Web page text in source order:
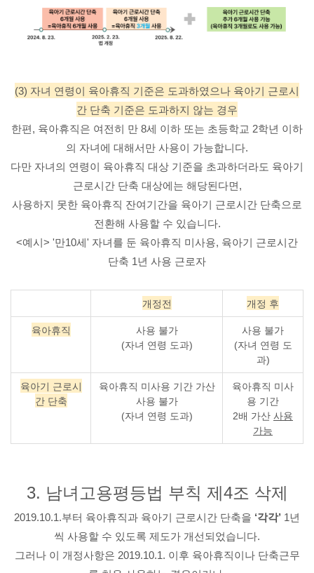
(3) 자녀 연령이 육아휴직 기준은 도과하였으나 육아기 근로시
간 단축 기준은 도과하지 않는 경우
한편, 육아휴직은 여전히 만 8세 이하 또는 초등학교 2학년 이하
의 자녀에 대해서만 사용이 가능합니다.
다만 자녀의 연령이 육아휴직 대상 기준을 초과하더라도 육아기
근로시간 단축 대상에는 해당된다면,
사용하지 못한 육아휴직 잔여기간을 육아기 근로시간 단축으로
전환해 사용할 수 있습니다.
<예시> '만10세' 자녀를 둔 육아휴직 미사용, 육아기 근로시간
단축 1년 사용 근로자
개정전 개정 후
육아휴직
사용 불가
(자녀 연령 도과)
사용 불가
(자녀 연령 도
과)
육아기 근로시
간 단축
육아휴직 미사용 기간 가산
사용 불가
(자녀 연령 도과)
육아휴직 미사
용 기간
2배 가산 사용
가능
3. 남녀고용평등법 부칙 제4조 삭제
2019.10.1.부터 육아휴직과 육아기 근로시간 단축을 ‘각각’ 1년
씩 사용할 수 있도록 제도가 개선되었습니다.
그러나 이 개정사항은 2019.10.1. 이후 육아휴직이나 단축근무